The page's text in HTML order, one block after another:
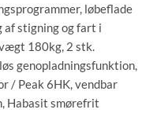
løbeflade
af stigning og fart i
180kg, 2 stk.
genopladningsfunktion,
/ Peak 6HK, vendbar
Habasit smørefrit